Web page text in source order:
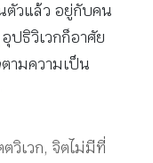
ตัวแล้ว อยู่กับคน
ปธิวิเวกก็อาศัย
ามความเป็น
วิเวก, จิตไม่มีที่